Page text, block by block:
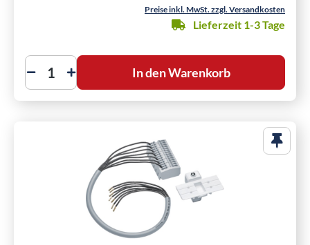
Preise inkl. MwSt. zzgl. Versandkosten
Lieferzeit 1-3 Tage
In den Warenkorb